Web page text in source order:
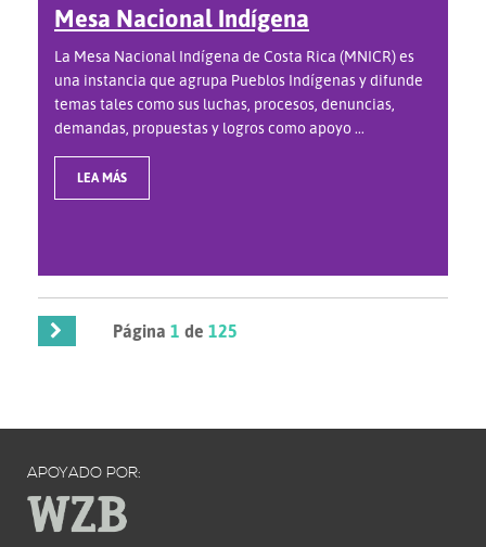
Mesa Nacional Indígena
La Mesa Nacional Indígena de Costa Rica (MNICR) es
una instancia que agrupa Pueblos Indígenas y difunde
temas tales como sus luchas, procesos, denuncias,
demandas, propuestas y logros como apoyo ...
LEA MÁS
Página1 de125
APOYADO POR: